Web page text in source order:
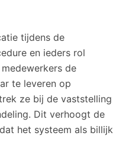
tijdens de
en ieders rol
de
te leveren op
ze bij de vaststelling
Dit verhoogt de
het systeem als billijk